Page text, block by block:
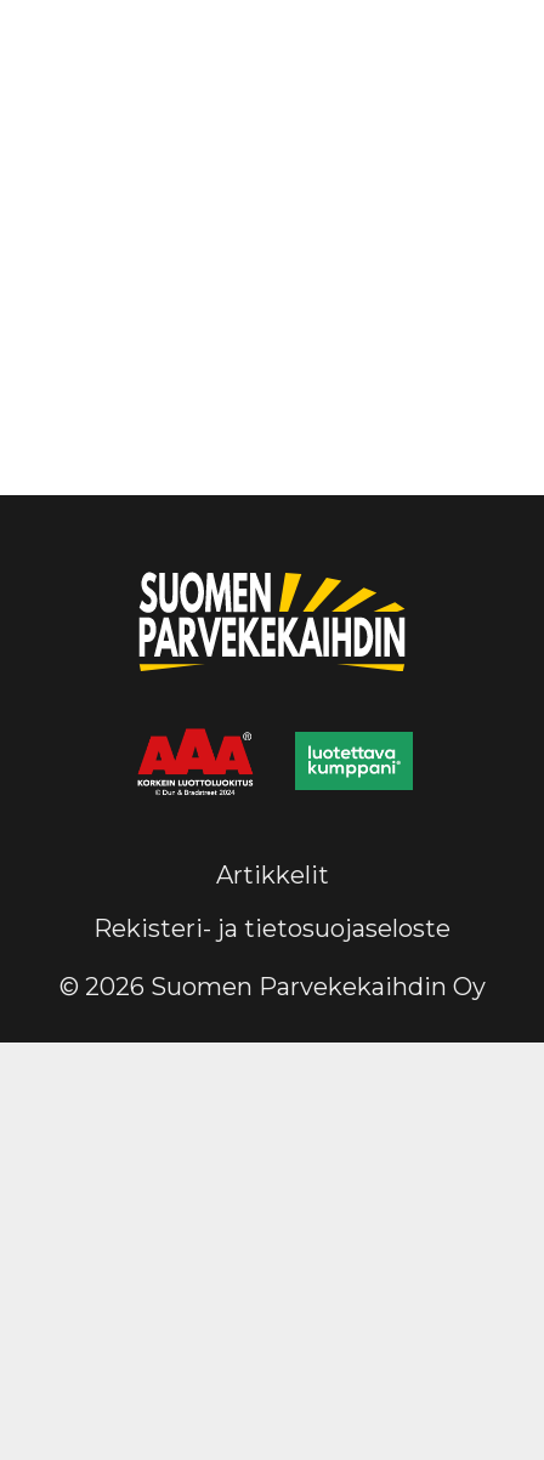
Artikkelit
Rekisteri- ja tietosuojaseloste
© 2026 Suomen Parvekekaihdin Oy